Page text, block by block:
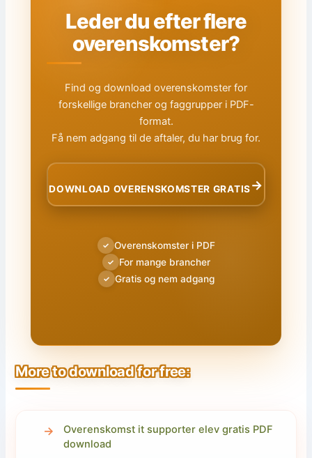
Leder du efter flere
overenskomster?
Find og download overenskomster for
forskellige brancher og faggrupper i PDF-
format.
Få nem adgang til de aftaler, du har brug for.
DOWNLOAD OVERENSKOMSTER GRATIS→
✓ Overenskomster i PDF
✓ For mange brancher
✓ Gratis og nem adgang
More to download for free:
Overenskomst it supporter elev gratis PDF
download